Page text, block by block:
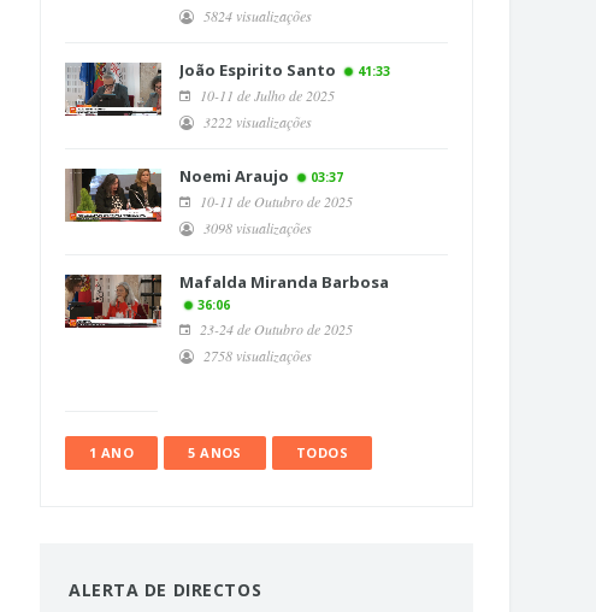
5824 visualizações
João Espirito Santo 41:33
10-11 de Julho de 2025
3222 visualizações
Noemi Araujo 03:37
10-11 de Outubro de 2025
3098 visualizações
Mafalda Miranda Barbosa
36:06
23-24 de Outubro de 2025
2758 visualizações
1 ANO 5 ANOS TODOS
ALERTA DE DIRECTOS